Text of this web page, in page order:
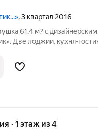
, 3 квартал 2016
61,4 м? с дизайнерским
Две лоджии, кухня-
застекленную лоджию с
· 1 этаж из 4